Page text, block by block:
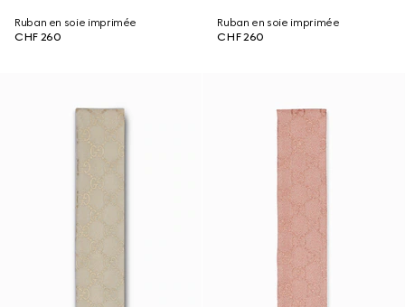
Ruban en soie imprimée
CHF 260
Ruban en soie imprimée
CHF 260